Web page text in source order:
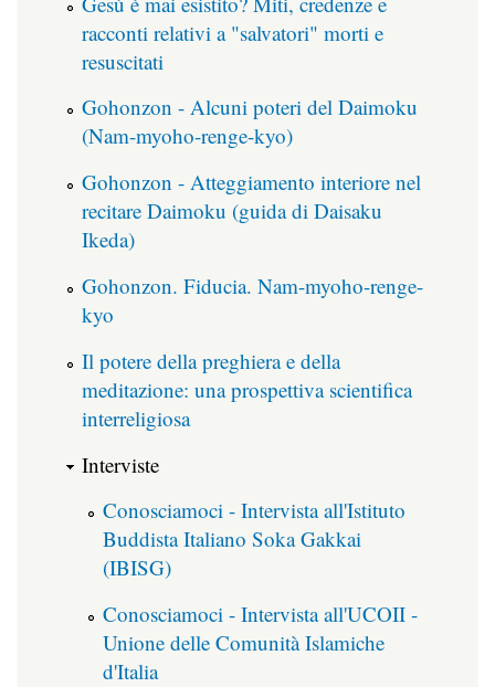
racconti relativi a "salvatori" morti e
resuscitati
Gohonzon - Alcuni poteri del Daimoku
(Nam-myoho-renge-kyo)
Gohonzon - Atteggiamento interiore nel
recitare Daimoku (guida di Daisaku
Ikeda)
Gohonzon. Fiducia. Nam-myoho-renge-
kyo
Il potere della preghiera e della
meditazione: una prospettiva scientifica
interreligiosa
Interviste
Conosciamoci - Intervista all'Istituto
Buddista Italiano Soka Gakkai
(IBISG)
Conosciamoci - Intervista all'UCOII -
Unione delle Comunità Islamiche
d'Italia